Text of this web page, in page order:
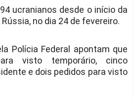
ucranianos desde o início da
no dia 24 de fevereiro.
Polícia Federal apontam que
visto temporário, cinco
e dois pedidos para visto